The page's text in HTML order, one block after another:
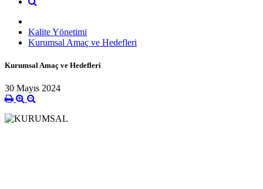
Kalite Yönetimi
Kurumsal Amaç ve Hedefleri
Kurumsal Amaç ve Hedefleri
30 Mayıs 2024